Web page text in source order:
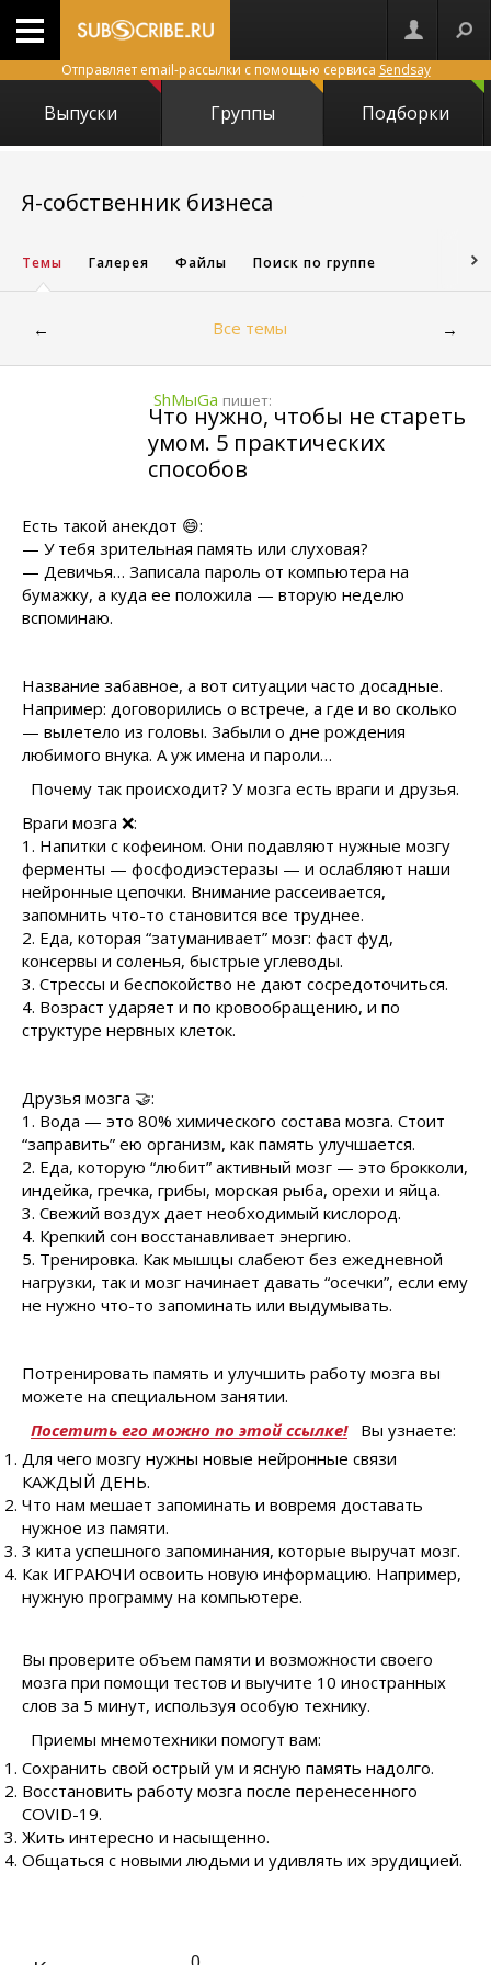
Отправляет email-рассылки с помощью сервиса Sendsay
Выпуски Группы Подборки
Я-собственник бизнеса
Темы Галерея Файлы Поиск по группе
← Все темы →
ShMыGa пишет:
Что нужно, чтобы не стареть
умом. 5 практических
способов
Есть такой анекдот 😄:
— У тебя зрительная память или слуховая?
— Девичья… Записала пароль от компьютера на
бумажку, а куда ее положила — вторую неделю
вспоминаю.
Название забавное, а вот ситуации часто досадные.
Например: договорились о встрече, а где и во сколько
— вылетело из головы. Забыли о дне рождения
любимого внука. А уж имена и пароли…
Почему так происходит? У мозга есть враги и друзья.
Враги мозга ❌:
1. Напитки с кофеином. Они подавляют нужные мозгу
ферменты — фосфодиэстеразы — и ослабляют наши
нейронные цепочки. Внимание рассеивается,
запомнить что-то становится все труднее.
2. Еда, которая “затуманивает” мозг: фаст фуд,
консервы и соленья, быстрые углеводы.
3. Стрессы и беспокойство не дают сосредоточиться.
4. Возраст ударяет и по кровообращению, и по
структуре нервных клеток.
Друзья мозга 🤝:
1. Вода — это 80% химического состава мозга. Стоит
“заправить” ею организм, как память улучшается.
2. Еда, которую “любит” активный мозг — это брокколи,
индейка, гречка, грибы, морская рыба, орехи и яйца.
3. Свежий воздух дает необходимый кислород.
4. Крепкий сон восстанавливает энергию.
5. Тренировка. Как мышцы слабеют без ежедневной
нагрузки, так и мозг начинает давать “осечки”, если ему
не нужно что-то запоминать или выдумывать.
Потренировать память и улучшить работу мозга вы
можете на специальном занятии.
Посетить его можно по этой ссылке!
Вы узнаете:
Для чего мозгу нужны новые нейронные связи
КАЖДЫЙ ДЕНЬ.
Что нам мешает запоминать и вовремя доставать
нужное из памяти.
3 кита успешного запоминания, которые выручат мозг.
Как ИГРАЮЧИ освоить новую информацию. Например,
нужную программу на компьютере.
Вы проверите объем памяти и возможности своего
мозга при помощи тестов и выучите 10 иностранных
слов за 5 минут, используя особую технику.
Приемы мнемотехники помогут вам:
Сохранить свой острый ум и ясную память надолго.
Восстановить работу мозга после перенесенного
COVID-19.
Жить интересно и насыщенно.
Общаться с новыми людьми и удивлять их эрудицией.